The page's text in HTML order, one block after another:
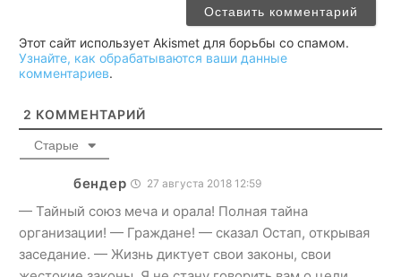
Этот сайт использует Akismet для борьбы со спамом.
Узнайте, как обрабатываются ваши данные
комментариев.
2 КОММЕНТАРИЙ
Старые
бендер 27 августа 2018 12:59
— Тайный союз меча и орала! Полная тайна
организации! — Граждане! — сказал Остап, открывая
заседание. — Жизнь диктует свои законы, свои